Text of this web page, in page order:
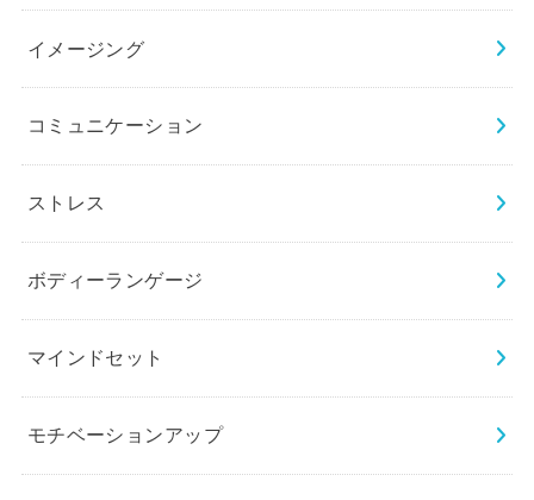
イメージング
コミュニケーション
ストレス
ボディーランゲージ
マインドセット
モチベーションアップ